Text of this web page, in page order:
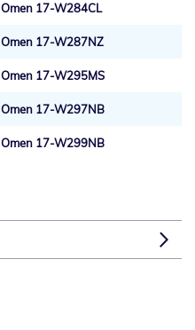
Omen 17-W284CL
Omen 17-W287NZ
Omen 17-W295MS
Omen 17-W297NB
Omen 17-W299NB